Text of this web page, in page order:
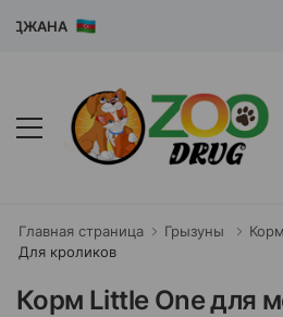
Главная страница Грызуны
Корм
Для кроликов
Корм Little One для